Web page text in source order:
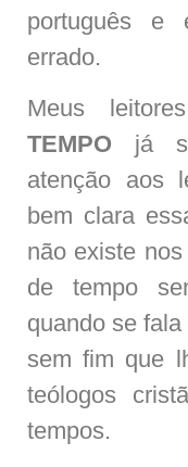
português e
errado.
Meus
TEMPO já
atenção aos
bem clara
não existe
de tempo
quando se
sem fim que
teólogos
tempos.